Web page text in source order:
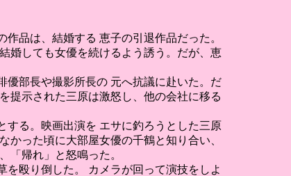
品は、結婚する 恵子の引退作品だった。
婚しても女優を続けるよう誘う。だが、恵
優部長や撮影所長の 元へ抗議に赴いた。だ
提示された三原は激怒し、他の会社に移る
する。映画出演を エサに釣ろうとした三原
った頃に大部屋女優の千鶴と知り合い、
「帰れ」と怒鳴った。
を殴り倒した。 カメラが回って演技をしよ